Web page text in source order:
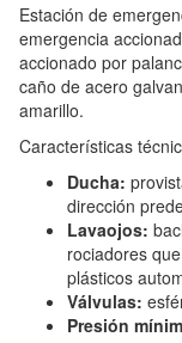
Estación de
emergencia
accionado por
caño de acero
amarillo.
Características
Ducha:
dirección
Lavaojos:
rociadores
plásticos
Válvulas:
Presión